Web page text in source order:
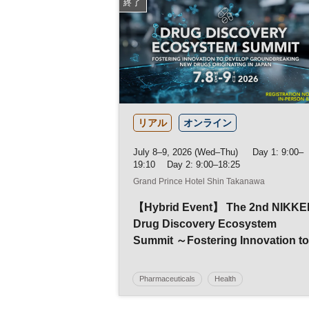
終了
リアル オンライン
July 8–9, 2026 (Wed–Thu) Day 1: 9:00–
19:10 Day 2: 9:00–18:25
Grand Prince Hotel Shin Takanawa
【Hybrid Event】 The 2nd NIKKEI
Drug Discovery Ecosystem
Summit ～Fostering Innovation to
Drugs Originating in Japan～
Pharmaceuticals Health